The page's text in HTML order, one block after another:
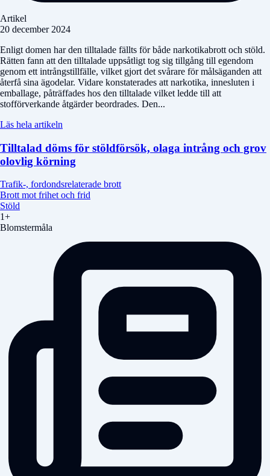
Artikel
20 december 2024
Enligt domen har den tilltalade fällts för både narkotikabrott och stöld.
Rätten fann att den tilltalade uppsåtligt tog sig tillgång till egendom
genom ett intrångstillfälle, vilket gjort det svårare för målsäganden att
återfå sina ägodelar. Vidare konstaterades att narkotika, innesluten i
emballage, påträffades hos den tilltalade vilket ledde till att
stofförverkande åtgärder beordrades. Den...
Läs hela artikeln
Tilltalad döms för stöldförsök, olaga intrång och grov
olovlig körning
Trafik-, fordondsrelaterade brott
Brott mot frihet och frid
Stöld
1+
Blomstermåla